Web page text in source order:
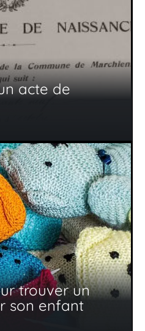
acte de
trouver un
son enfant